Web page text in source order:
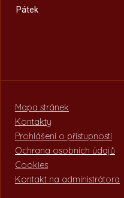
Pátek
Mapa stránek
Kontakty
Prohlášení o přístupnosti
Ochrana osobních údajů
Cookies
Kontakt na administrátora